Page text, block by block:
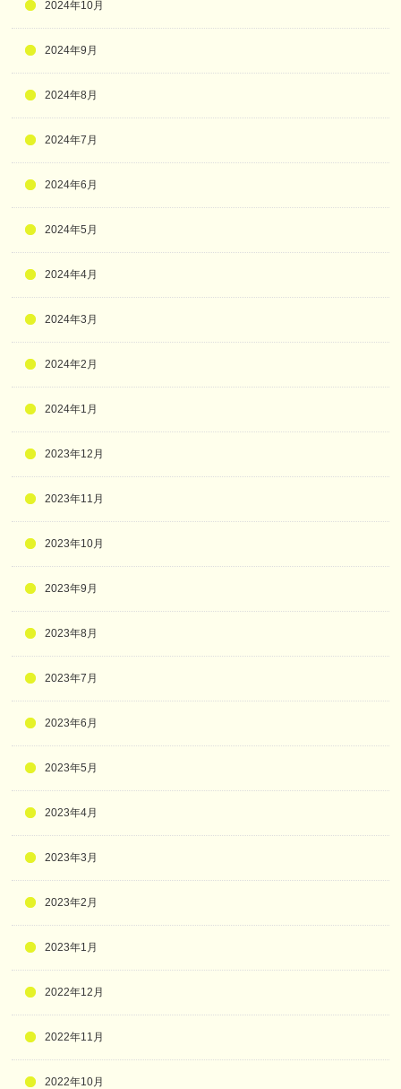
2024年10月
2024年9月
2024年8月
2024年7月
2024年6月
2024年5月
2024年4月
2024年3月
2024年2月
2024年1月
2023年12月
2023年11月
2023年10月
2023年9月
2023年8月
2023年7月
2023年6月
2023年5月
2023年4月
2023年3月
2023年2月
2023年1月
2022年12月
2022年11月
2022年10月